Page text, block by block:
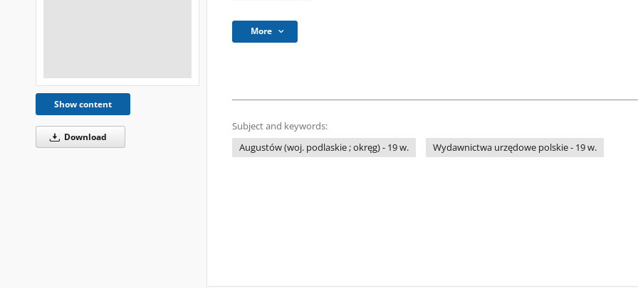
Show content
Download
More
Subject and keywords:
Augustów (woj. podlaskie ; okręg) - 19 w.
Wydawnictwa urzędowe polskie - 19 w.